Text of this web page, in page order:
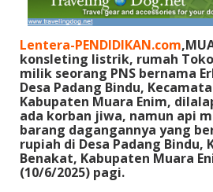
Lentera-PENDIDIKAN.com
konsleting listrik, rumah
milik seorang PNS bernama
Desa Padang Bindu,
Kabupaten Muara Enim,
ada korban jiwa, namun api
barang dagangannya yang
rupiah di Desa Padang Bindu,
Benakat, Kabupaten Muara
(10/6/2025) pagi.